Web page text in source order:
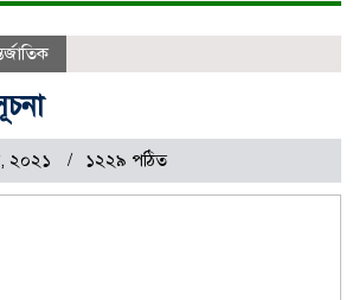
২০২১ ১২২৯ পঠিত